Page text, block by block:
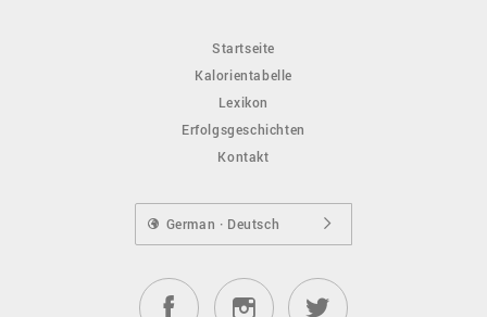
Startseite
Kalorientabelle
Lexikon
Erfolgsgeschichten
Kontakt
German · Deutsch